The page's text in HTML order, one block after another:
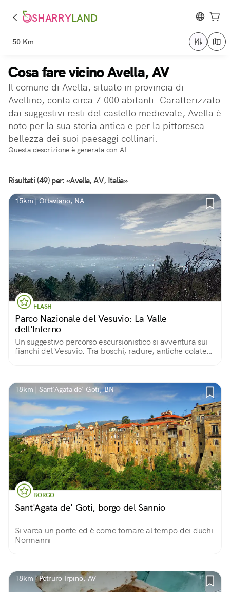
SHARRYLAND
50 Km
Cosa fare vicino Avella, AV
Il comune di Avella, situato in provincia di
Avellino, conta circa 7.000 abitanti. Caratterizzato
dai suggestivi resti del castello medievale, Avella è
noto per la sua storia antica e per la pittoresca
bellezza dei suoi paesaggi collinari.
Questa descrizione è generata con AI
Risultati (49) per: «Avella, AV, Italia»
15km | Ottaviano, NA
FLASH
Parco Nazionale del Vesuvio: La Valle
dell'Inferno
Un suggestivo percorso escursionistico si avventura sui
fianchi del Vesuvio. Tra boschi, radure, antiche colate
18km | Sant'Agata de' Goti, BN
BORGO
Sant'Agata de' Goti, borgo del Sannio
Si varca un ponte ed è come tornare al tempo dei duchi
Normanni
18km | Petruro Irpino, AV